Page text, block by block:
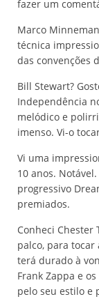
fazer um
Marco
técnica
das convenções
Bill Stewart?
Independência
melódico e
imenso. Vi-o
Vi uma
10 anos.
progressivo
premiados.
Conheci Chester
palco, para
terá durado à
Frank Zappa e
pelo seu estilo e